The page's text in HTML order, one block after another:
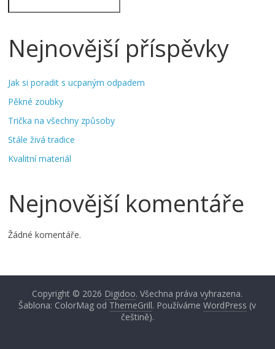
Nejnovější příspěvky
Jak si poradit s ucpaným odpadem
Pěkné zoubky
Trička na všechny způsoby
Stále živá tradice
Kvalitní materiál
Nejnovější komentáře
Žádné komentáře.
Copyright © 2026 Digidoo. Všechna práva vyhrazena.
Šablona: ColorMag od ThemeGrill. PoužívámeWordPress (v
češtině).